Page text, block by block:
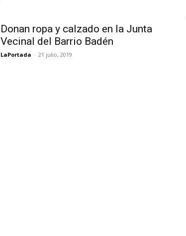
Donan ropa y calzado en la Junta
Vecinal del Barrio Badén
LaPortada - 21 julio, 2019